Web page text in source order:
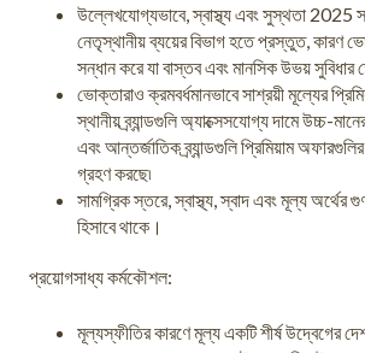
উল্লেখযোগ্যভাবে, স্বাস্থ্য এবং সুস্থতা 2025
নেতৃস্থানীয় ব্যয়ের বিভাগ হতে প্রস্তুত, কারণ
সন্ধান করে যা বাস্তব এবং মানসিক উভয় সুবিধার
ভোক্তারাও ক্রমবর্ধমানভাবে সাশ্রয়ী মূল্যের
স্থানীয় ব্র্যান্ডগুলি অ্যাক্সেসযোগ্য দামে উচ্চ-
এবং আন্তর্জাতিক ব্র্যান্ডগুলি প্রিমিয়াম
গ্রহণ করছে৷
সামগ্রিক স্তরে, স্বাস্থ্য, স্বাদ এবং মূল্য অর্থের
হিসাবে থাকে।
প্রয়োগসাধ্য কর্মকৌশল:
মূল্যস্ফীতির কারণে মূল্য একটি শীর্ষ উদ্বেগের